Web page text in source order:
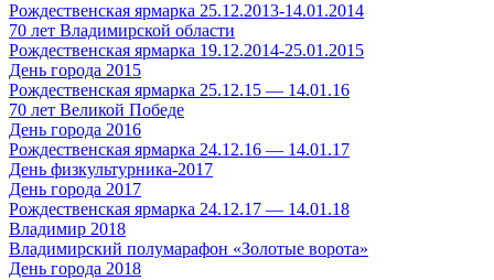
Рождественская ярмарка 25.12.2013-14.01.2014
70 лет Владимирской области
Рождественская ярмарка 19.12.2014-25.01.2015
День города 2015
Рождественская ярмарка 25.12.15 — 14.01.16
70 лет Великой Победе
День города 2016
Рождественская ярмарка 24.12.16 — 14.01.17
День физкультурника-2017
День города 2017
Рождественская ярмарка 24.12.17 — 14.01.18
Владимир 2018
Владимирский полумарафон «Золотые ворота»
День города 2018